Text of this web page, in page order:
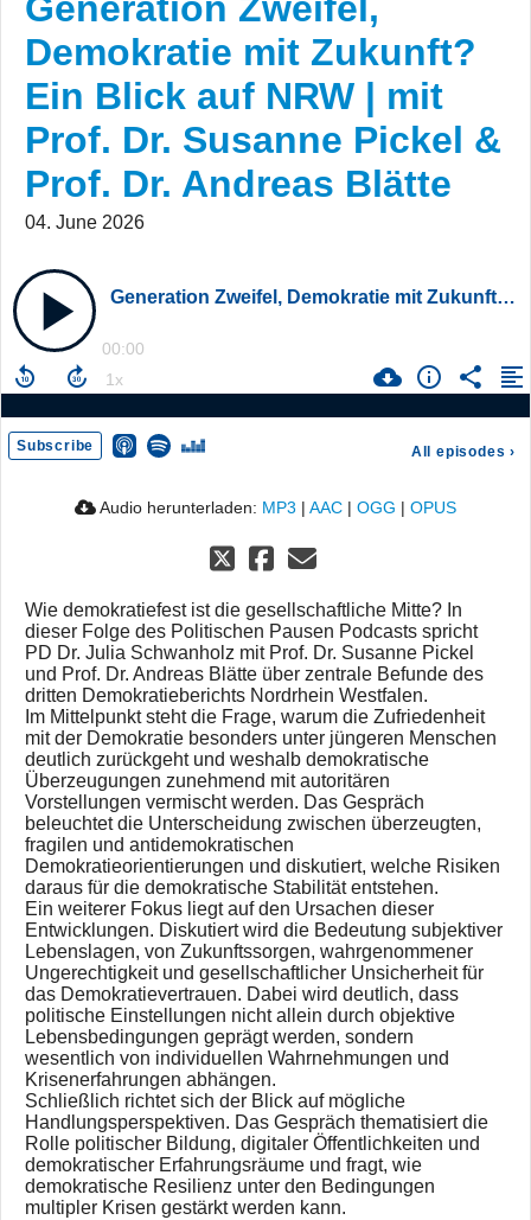
Demokratie mit Zukunft?
Ein Blick auf NRW | mit
Prof. Dr. Susanne Pickel &
Prof. Dr. Andreas Blätte
04. June 2026
Generation Zweifel, Demokratie mit Zukunft? Ein Blick auf NRW | mit Prof. Dr. Susanne Pickel & Prof. Dr. Andreas Blätte
00:00
Subscribe All episodes ›
Audio herunterladen: MP3 | AAC | OGG | OPUS
Wie demokratiefest ist die gesellschaftliche Mitte? In
dieser Folge des Politischen Pausen Podcasts spricht
PD Dr. Julia Schwanholz mit Prof. Dr. Susanne Pickel
und Prof. Dr. Andreas Blätte über zentrale Befunde des
dritten Demokratieberichts Nordrhein Westfalen.
Im Mittelpunkt steht die Frage, warum die Zufriedenheit
mit der Demokratie besonders unter jüngeren Menschen
deutlich zurückgeht und weshalb demokratische
Überzeugungen zunehmend mit autoritären
Vorstellungen vermischt werden. Das Gespräch
beleuchtet die Unterscheidung zwischen überzeugten,
fragilen und antidemokratischen
Demokratieorientierungen und diskutiert, welche Risiken
daraus für die demokratische Stabilität entstehen.
Ein weiterer Fokus liegt auf den Ursachen dieser
Entwicklungen. Diskutiert wird die Bedeutung subjektiver
Lebenslagen, von Zukunftssorgen, wahrgenommener
Ungerechtigkeit und gesellschaftlicher Unsicherheit für
das Demokratievertrauen. Dabei wird deutlich, dass
politische Einstellungen nicht allein durch objektive
Lebensbedingungen geprägt werden, sondern
wesentlich von individuellen Wahrnehmungen und
Krisenerfahrungen abhängen.
Schließlich richtet sich der Blick auf mögliche
Handlungsperspektiven. Das Gespräch thematisiert die
Rolle politischer Bildung, digitaler Öffentlichkeiten und
demokratischer Erfahrungsräume und fragt, wie
demokratische Resilienz unter den Bedingungen
multipler Krisen gestärkt werden kann.